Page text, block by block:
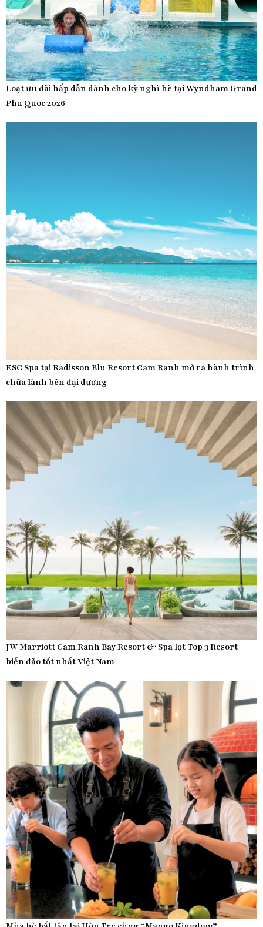
Loạt ưu đãi hấp dẫn dành cho kỳ nghỉ hè tại Wyndham Grand
Phu Quoc 2026
ESC Spa tại Radisson Blu Resort Cam Ranh mở ra hành trình
chữa lành bên đại dương
JW Marriott Cam Ranh Bay Resort & Spa lọt Top 3 Resort
biển đảo tốt nhất Việt Nam